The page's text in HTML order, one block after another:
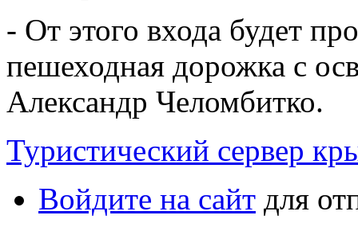
- От этого входа будет
пешеходная дорожка с
Александр Челомбитко.
Туристический сервер
Войдите на сайт для